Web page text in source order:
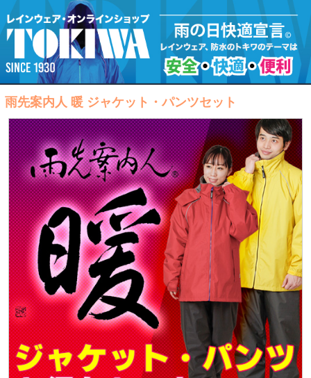
雨先案内人 暖 ジャケット・パンツセット